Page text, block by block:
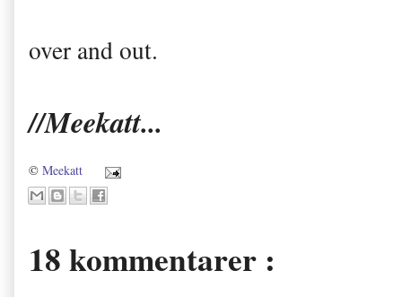
over and out.
//Meekatt...
© Meekatt
18 kommentarer :